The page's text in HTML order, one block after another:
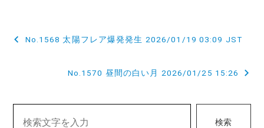
投
ゲ
No.1568 太陽フレア爆発発生 2026/01/19 03:09 JST
No.1570 昼間の白い月 2026/01/25 15:26
検索